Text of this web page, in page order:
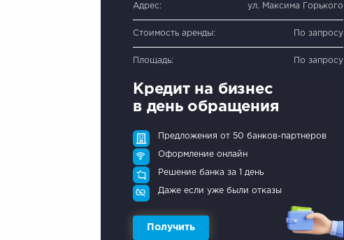
Адрес: ул. Максима Горького
Стоимость аренды: По запросу
Площадь: По запросу
Кредит на бизнес
в день обращения
Предложения от 50 банков-партнеров
Оформление онлайн
Решение банка за 1 день
Даже если уже были отказы
Получить